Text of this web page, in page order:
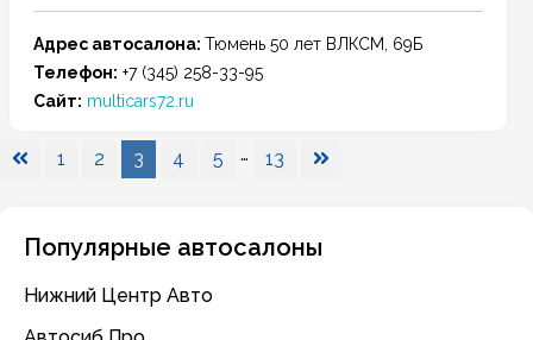
Адрес автосалона: Тюмень 50 лет ВЛКСМ, 69Б
Телефон: +7 (345) 258-33-95
Сайт: multicars72.ru
Навигация
1 2 3 4 5 … 13
Популярные автосалоны
Нижний Центр Авто